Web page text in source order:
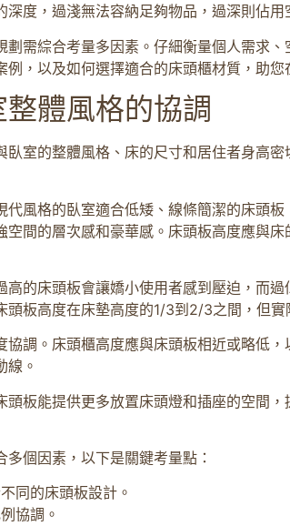
度，過淺無法容納足夠物品，過深則佔
需綜合考量多因素。仔細衡量個人需求
，以及如何選擇適合的床頭櫃材質，助您
體風格的協調
室的整體風格、床的尺寸和居住者身高
代風格的臥室適合低矮、線條簡潔的床頭
間的層次感和豪華感。床頭板高度應與
高的床頭板會讓嬌小使用者感到壓迫，而
頭板高度在床墊高度的1/3到2/3之間，但實
協調。床頭櫃高度應與床頭板相近或略低
線。
頭板能提供更多放置床頭燈和插座的空間
個因素，以下是關鍵考量點：
同的床頭板設計。
協調。